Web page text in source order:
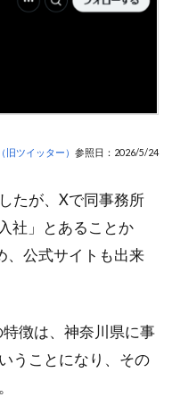
旧ツイッター） 参照日：2026/5/24
たが、Xで同事務所
社」とあることか
、公式サイトも出来
徴は、神奈川県に事
うことになり、その